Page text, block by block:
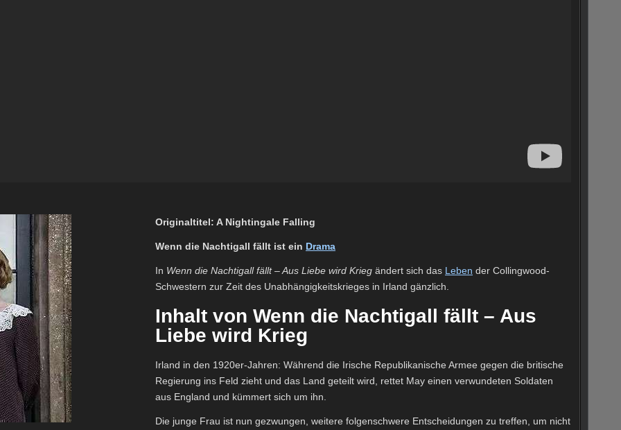
Originaltitel: A Nightingale Falling
Wenn die Nachtigall fällt ist ein Drama
In Wenn die Nachtigall fällt – Aus Liebe wird Krieg ändert sich das Leben der Collingwood-
Schwestern zur Zeit des Unabhängigkeitskrieges in Irland gänzlich.
Inhalt von Wenn die Nachtigall fällt – Aus
Liebe wird Krieg
Irland in den 1920er-Jahren: Während die Irische Republikanische Armee gegen die britische
Regierung ins Feld zieht und das Land geteilt wird, rettet May einen verwundeten Soldaten
aus England und kümmert sich um ihn.
Die junge Frau ist nun gezwungen, weitere folgenschwere Entscheidungen zu treffen, um nicht